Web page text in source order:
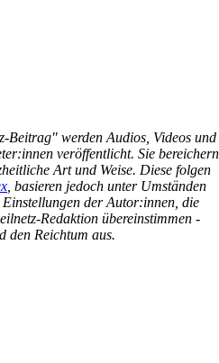
Beitrag" werden Audios, Videos und
veröffentlicht. Sie bereichern
Art und Weise. Diese folgen
, basieren jedoch unter Umständen
der Autor:innen, die
Redaktion übereinstimmen -
den Reichtum aus.